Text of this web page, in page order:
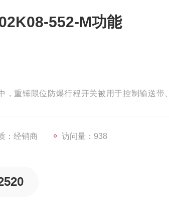
552-M功能
重锤限位防爆行程开关被用于控制输送带
：经销商 访问量：938